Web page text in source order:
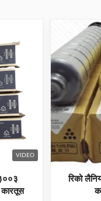
कारतूस कैनन
इमेज रनर
IR1018
कॉपियर के
VIDEO
कारतूस
रिको